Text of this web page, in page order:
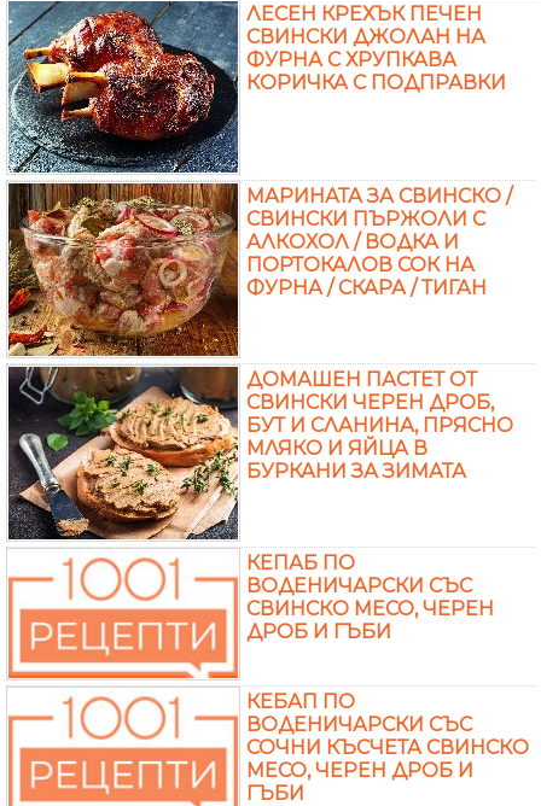
ЛЕСЕН КРЕХЪК ПЕЧЕН
СВИНСКИ ДЖОЛАН НА
ФУРНА С ХРУПКАВА
КОРИЧКА С ПОДПРАВКИ
МАРИНАТА ЗА СВИНСКО /
СВИНСКИ ПЪРЖОЛИ С
АЛКОХОЛ / ВОДКА И
ПОРТОКАЛОВ СОК НА
ФУРНА / СКАРА / ТИГАН
ДОМАШЕН ПАСТЕТ ОТ
СВИНСКИ ЧЕРЕН ДРОБ,
БУТ И СЛАНИНА, ПРЯСНО
МЛЯКО И ЯЙЦА В
БУРКАНИ ЗА ЗИМАТА
КЕПАБ ПО
ВОДЕНИЧАРСКИ СЪС
СВИНСКО МЕСО, ЧЕРЕН
ДРОБ И ГЪБИ
КЕБАП ПО
ВОДЕНИЧАРСКИ СЪС
СОЧНИ КЪСЧЕТА СВИНСКО
МЕСО, ЧЕРЕН ДРОБ И
ГЪБИ